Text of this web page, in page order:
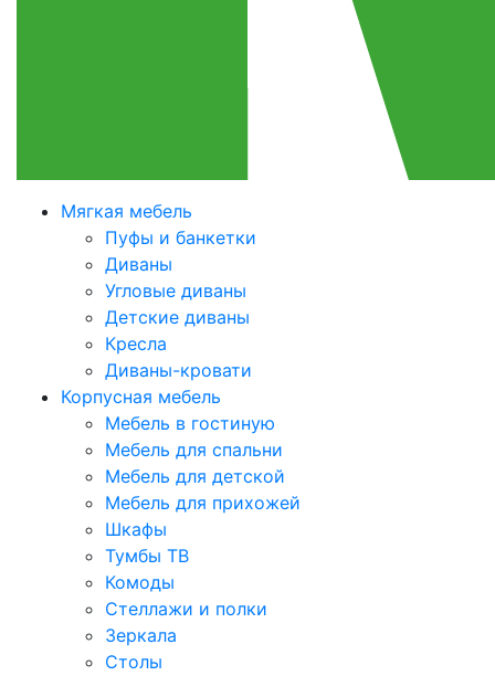
Мягкая мебель
Пуфы и банкетки
Диваны
Угловые диваны
Детские диваны
Кресла
Диваны-кровати
Корпусная мебель
Мебель в гостиную
Мебель для спальни
Мебель для детской
Мебель для прихожей
Шкафы
Тумбы ТВ
Комоды
Стеллажи и полки
Зеркала
Столы